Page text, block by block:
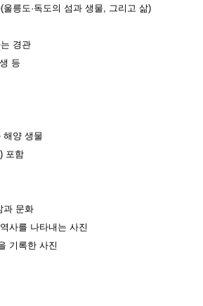
울릉도·독도의 섬과 생물, 그리고 삶)
경관
등
해양 생물
포함
과 문화
사를 나타내는 사진
기록한 사진